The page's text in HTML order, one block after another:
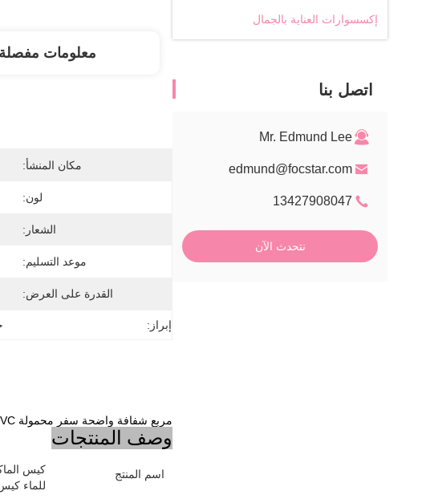
إكسسوارات العناية بالجمال
اتصل بنا
Mr. Edmund Lee
edmund@focstar.com
13427908047
نتحدث الآن
معلومات مفصلة
مكان المنشأ:
لون:
الشعار:
موعد التسليم:
القدرة على العرض:
إبراز:
مربع شفافة واضحة سفر محمولة PVC مقاومة للماء كيس تجميل الملابس الصحية
وصف المنتجات
اسم المنتج
كيس
للماء كيس